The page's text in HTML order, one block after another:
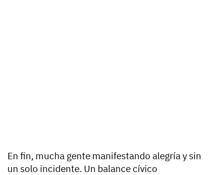
En fin, mucha gente manifestando alegría y sin
un solo incidente. Un balance cívico